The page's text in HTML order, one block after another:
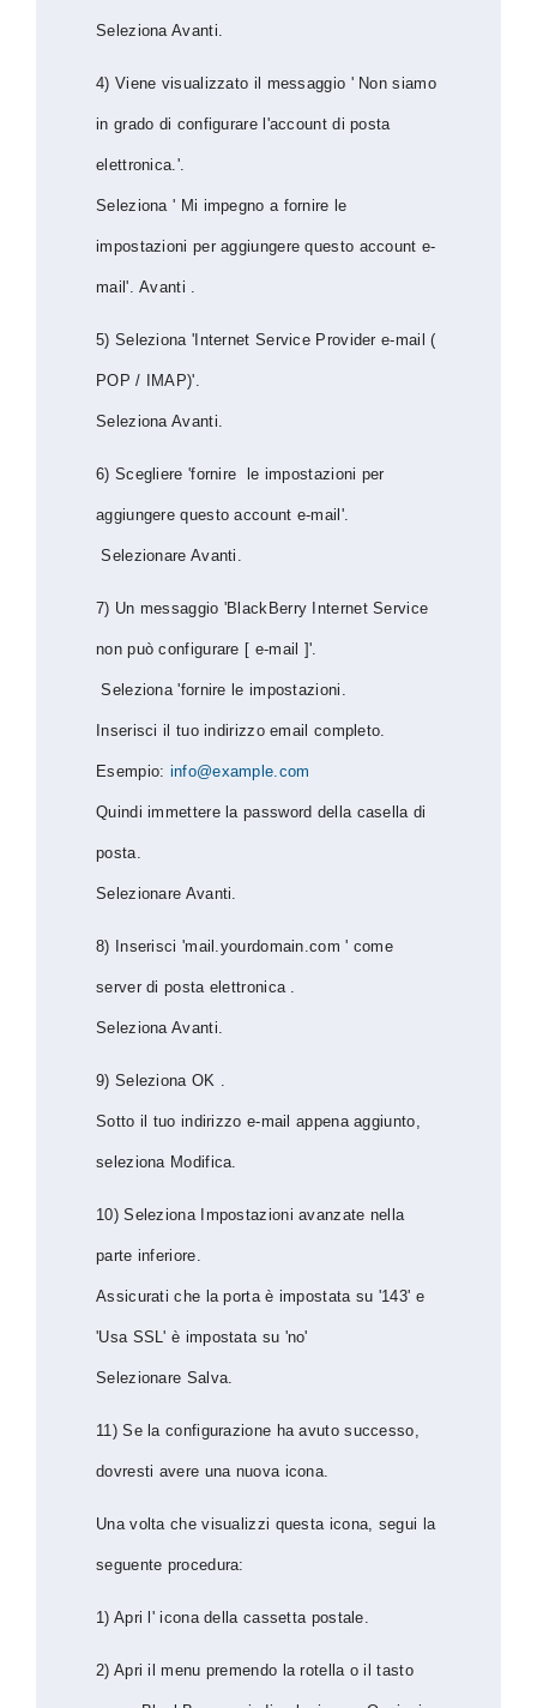
Seleziona Avanti.
4) Viene visualizzato il messaggio ' Non siamo
in grado di configurare l'account di posta
elettronica.'.
Seleziona ' Mi impegno a fornire le
impostazioni per aggiungere questo account e-
mail'.Avanti .
5) Seleziona 'Internet Service Provider e-mail (
POP / IMAP)'.
Seleziona Avanti.
6) Scegliere 'fornire le impostazioni per
aggiungere questo account e-mail'.
Selezionare Avanti.
7) Un messaggio 'BlackBerry Internet Service
non può configurare [ e-mail ]'.
Seleziona 'fornire le impostazioni.
Inserisci il tuo indirizzo email completo.
Esempio: info@example.com
Quindi immettere la password della casella di
posta.
Selezionare Avanti.
8) Inserisci 'mail.yourdomain.com ' come
server di posta elettronica .
Seleziona Avanti.
9) Seleziona OK .
Sotto il tuo indirizzo e-mail appena aggiunto,
seleziona Modifica.
10) Seleziona Impostazioni avanzate nella
parte inferiore.
Assicurati che la porta è impostata su '143' e
'Usa SSL' è impostata su 'no'
Selezionare Salva.
11) Se la configurazione ha avuto successo,
dovresti avere una nuova icona.
Una volta che visualizzi questa icona, segui la
seguente procedura:
1) Apri l' icona della cassetta postale.
2) Apri il menu premendo la rotella o il tasto